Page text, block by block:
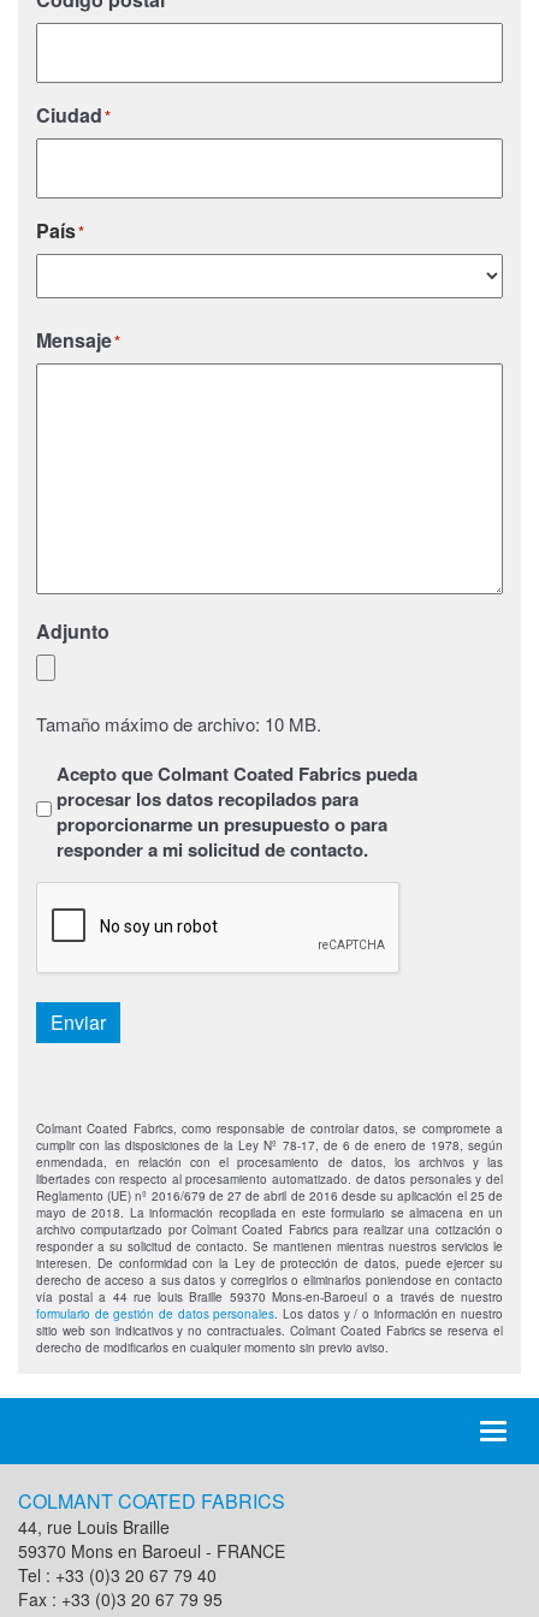
Ciudad*
País*
Mensaje*
Adjunto
Tamaño máximo de archivo: 10 MB.
Sans
titre*
Acepto que Colmant Coated Fabrics pueda
procesar los datos recopilados para
proporcionarme un presupuesto o para
responder a mi solicitud de contacto.
CAPTCHA
Enviar
Colmant Coated Fabrics, como responsable de controlar datos, se compromete a
cumplir con las disposiciones de la Ley Nº 78-17, de 6 de enero de 1978, según
enmendada, en relación con el procesamiento de datos, los archivos y las
libertades con respecto al procesamiento automatizado. de datos personales y del
Reglamento (UE) nº 2016/679 de 27 de abril de 2016 desde su aplicación el 25 de
mayo de 2018. La información recopilada en este formulario se almacena en un
archivo computarizado por Colmant Coated Fabrics para realizar una cotización o
responder a su solicitud de contacto. Se mantienen mientras nuestros servicios le
interesen. De conformidad con la Ley de protección de datos, puede ejercer su
derecho de acceso a sus datos y corregirlos o eliminarlos poniendose en contacto
vía postal a 44 rue louis Braille 59370 Mons-en-Baroeul o a través de nuestro
formulario de gestión de datos personales. Los datos y / o información en nuestro
sitio web son indicativos y no contractuales. Colmant Coated Fabrics se reserva el
derecho de modificarlos en cualquier momento sin previo aviso.
COLMANT COATED FABRICS
44, rue Louis Braille
59370 Mons en Baroeul - FRANCE
Tel : +33 (0)3 20 67 79 40
Fax : +33 (0)3 20 67 79 95